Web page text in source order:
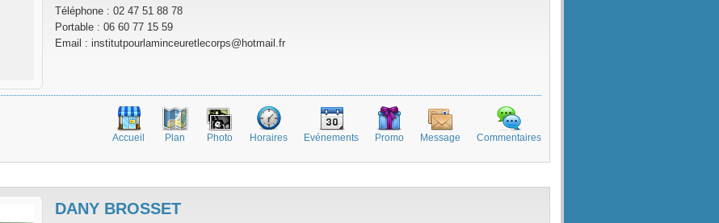
Téléphone : 02 47 51 88 78
Portable : 06 60 77 15 59
Email : institutpourlaminceuretlecorps@hotmail.fr
Accueil Plan Photo Horaires Evénements Promo Message Commentaires
DANY BROSSET